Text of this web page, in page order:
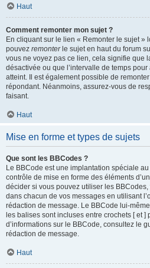
Haut
Comment remonter mon sujet ?
En cliquant sur le lien « Remonter le sujet »
pouvez remonterle sujet en haut du forum
vous ne voyez pas ce lien, cela signifie que
désactivée ou que l’intervalle de temps
atteint. Il est également possible de
répondant. Néanmoins, assurez-vous de
faisant.
Haut
Mise en forme et types de sujets
Que sont les BBCodes ?
Le BBCode est une implantation spéciale
contrôle de mise en forme des éléments
décider si vous pouvez utiliser les
dans chacun de vos messages en utilisant
rédaction de message. Le BBCode lui-
les balises sont incluses entre crochets [ et ]
d’informations sur le BBCode, consultez le
rédaction de message.
Haut